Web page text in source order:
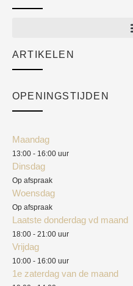
Academy
ARTIKELEN
OPENINGSTIJDEN
Maandag
13:00 - 16:00 uur
Dinsdag
Op afspraak
Woensdag
Op afspraak
Laatste donderdag vd maand
18:00 - 21:00 uur
Vrijdag
10:00 - 16:00 uur
1e zaterdag van de maand